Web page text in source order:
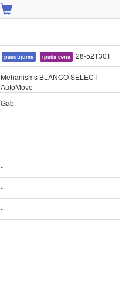
pasūtījums īpaša cena 28-521301
Mehānisms BLANCO SELECT
AutoMove
Gab.
-
-
-
-
-
-
-
-